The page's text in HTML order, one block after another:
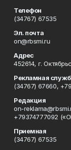
Телефон
(34767) 67535
Эл. почта
on@rbsmi.ru
Адрес
452614, г.
Рекламная
(34767) 67660,
Редакция
on-
+79374777092
Приемная
(34767) 67535